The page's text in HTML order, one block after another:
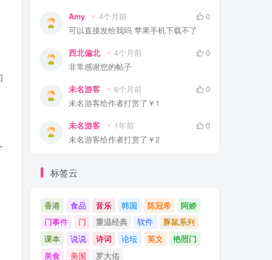
Amy 4个月前
0
可以直接发给我吗 苹果手机下载不了
西北偏北 4个月前
0
非常感谢您的帖子
未名游客 6个月前
0
未名游客给作者打赏了 ￥1
未名游客 1年前
0
未名游客给作者打赏了 ￥2
标签云
香港 食品 音乐 韩国 陈冠希
阿娇
门事件
门 重温经典 软件
豚鼠系列
课本
说说 诗词 论坛 英文
艳照门
美食
美国 罗大佑